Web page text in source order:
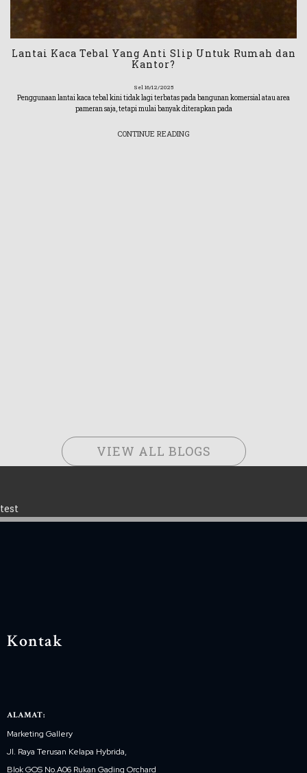
Lantai Kaca Tebal Yang Anti Slip Untuk Rumah dan
Kantor?
Sel 16/12/2025
Penggunaan lantai kaca tebal kini tidak lagi terbatas pada bangunan komersial atau area
pameran saja, tetapi mulai banyak diterapkan pada
CONTINUE READING
VIEW ALL BLOGS
test
Kontak
ALAMAT:
Marketing Gallery
Jl. Raya Terusan Kelapa Hybrida,
Blok GOS No.A06 Rukan Gading Orchard